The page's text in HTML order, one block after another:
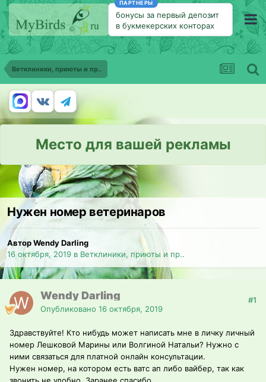
ПАРТНЕРЫ
бонусы за первый депозит
в букмекерских конторах
Ветклиники, приюты и пр..
Место для вашей рекламы
Нужен номер ветеринаров
Автор Wendy Darling
16 октября, 2019 в Ветклиники, приюты и пр..
Wendy Darling
Опубликовано 16 октября, 2019
#1
Здравствуйте! Кто нибудь может написать мне в личку личный
номер Лешковой Марины или Волгиной Натальи? Нужно с
ними связаться для платной онлайн консультации.
Нужен номер, на котором есть ватс ап либо вайбер, так как